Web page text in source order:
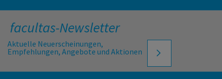
facultas-Newsletter
Aktuelle Neuerscheinungen,
Empfehlungen, Angebote und Aktionen